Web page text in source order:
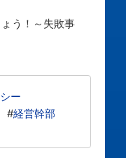
う！～失敗事
ー
#経営幹部